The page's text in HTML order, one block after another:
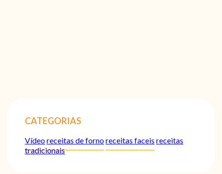
CATEGORIAS
Vídeoreceitas de fornoreceitas faceis receitas
tradicionais